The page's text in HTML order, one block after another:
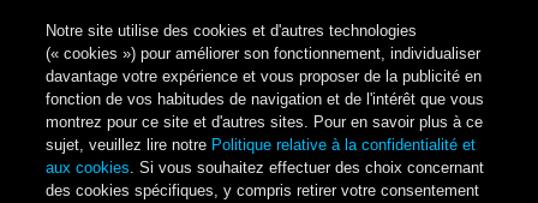
Notre site utilise des cookies et d'autres technologies
(« cookies ») pour améliorer son fonctionnement, individualiser
davantage votre expérience et vous proposer de la publicité en
fonction de vos habitudes de navigation et de l'intérêt que vous
montrez pour ce site et d'autres sites. Pour en savoir plus à ce
sujet, veuillez lire notre Politique relative à la confidentialité et
aux cookies. Si vous souhaitez effectuer des choix concernant
des cookies spécifiques, y compris retirer votre consentement